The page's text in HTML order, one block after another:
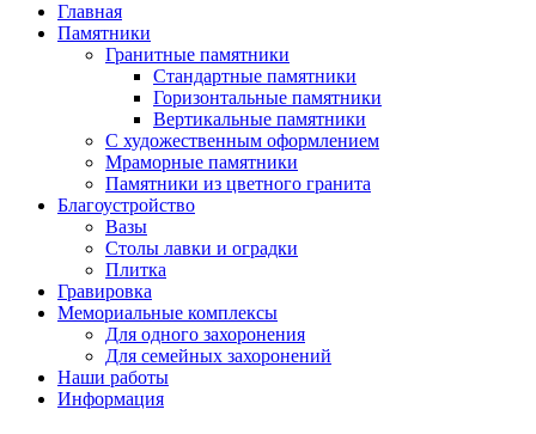
Главная
Памятники
Гранитные памятники
Стандартные памятники
Горизонтальные памятники
Вертикальные памятники
С художественным оформлением
Мраморные памятники
Памятники из цветного гранита
Благоустройство
Вазы
Столы лавки и оградки
Плитка
Гравировка
Мемориальные комплексы
Для одного захоронения
Для семейных захоронений
Наши работы
Информация